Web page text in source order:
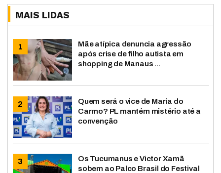
MAIS LIDAS
Mãe atípica denuncia agressão
após crise de filho autista em
shopping de Manaus ...
Quem será o vice de Maria do
Carmo? PL mantém mistério até a
convenção
Os Tucumanus e Victor Xamã
sobem ao Palco Brasil do Festival